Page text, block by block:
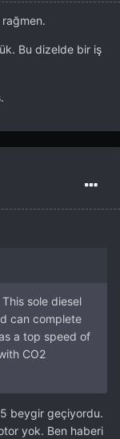
Bu dizelde bir iş
sole diesel
can complete
a top speed of
CO2
beygir geçiyordu.
yok. Ben haberi